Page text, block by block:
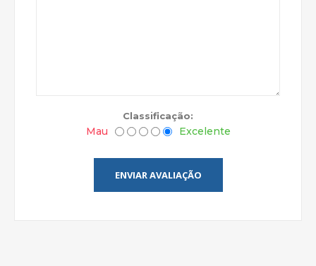
Classificação:
Mau Excelente
ENVIAR AVALIAÇÃO